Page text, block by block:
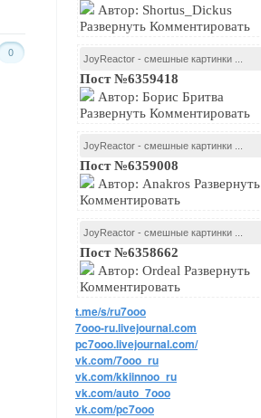
Автор: Shortus_Dickus
Развернуть Комментировать
JoyReactor - смешные картинки ...
Пост №6359418
Автор: Борис Бритва
Развернуть Комментировать
JoyReactor - смешные картинки ...
Пост №6359008
Автор: Anakros Развернуть
Комментировать
JoyReactor - смешные картинки ...
Пост №6358662
Автор: Ordeal Развернуть
Комментировать
t.me/s/ru7ooo
7ooo-ru.livejournal.com
pc7ooo.livejournal.com/
vk.com/7ooo_ru
vk.com/kkiinnoo_ru
vk.com/auto_7ooo
vk.com/pc7ooo
0